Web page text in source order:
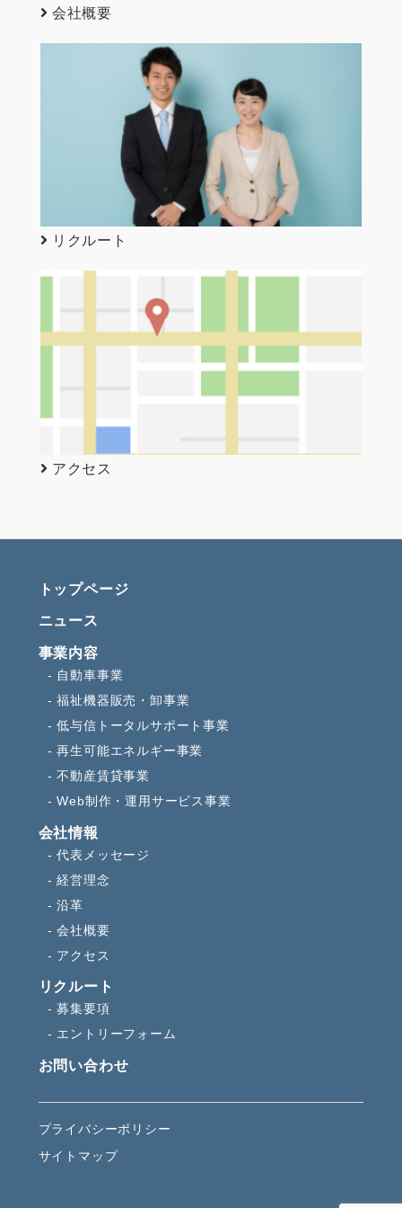
会社概要
リクルート
アクセス
トップページ
ニュース
事業内容
自動車事業
福祉機器販売・卸事業
低与信トータルサポート事業
再生可能エネルギー事業
不動産賃貸事業
Web制作・運用サービス事業
会社情報
代表メッセージ
経営理念
沿革
会社概要
アクセス
リクルート
募集要項
エントリーフォーム
お問い合わせ
プライバシーポリシー
サイトマップ